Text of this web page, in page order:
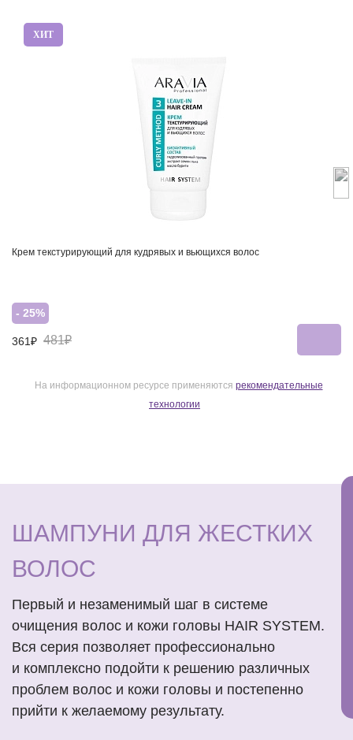
ХИТ
Крем текстурирующий для кудрявых и вьющихся волос
- 25%
361₽ 481₽
На информационном ресурсе применяются рекомендательные
технологии
ШАМПУНИ ДЛЯ ЖЕСТКИХ
ВОЛОС
Первый и незаменимый шаг в системе
очищения волос и кожи головы HAIR SYSTEM.
Вся серия позволяет профессионально
и комплексно подойти к решению различных
проблем волос и кожи головы и постепенно
прийти к желаемому результату.